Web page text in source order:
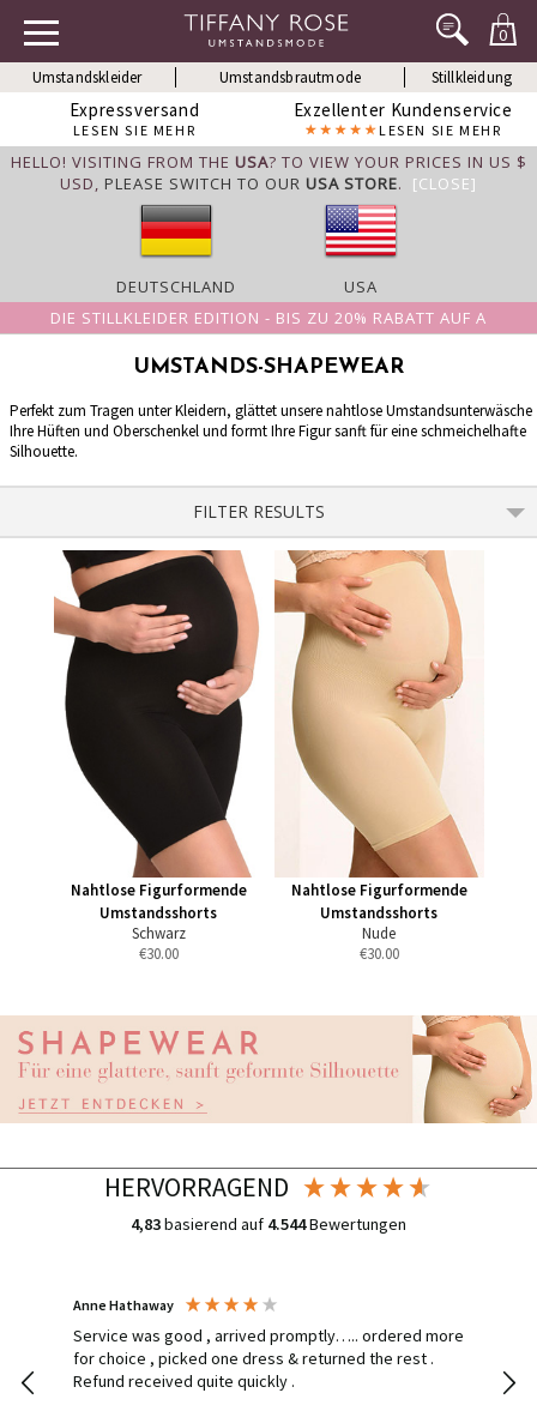
0
Umstandskleider Umstandsbrautmode Stillkleidung
Expressversand
LESEN SIE MEHR
Exzellenter Kundenservice
LESEN SIE MEHR
HELLO! VISITING FROM THE USA? TO VIEW YOUR PRICES IN US $
USD, PLEASE SWITCH TO OUR USA STORE. [CLOSE]
DEUTSCHLAND
USA
DIE STILLKLEIDER EDITION - BIS ZU 20% RABATT AUF A
UMSTANDS-SHAPEWEAR
Perfekt zum Tragen unter Kleidern, glättet unsere nahtlose Umstandsunterwäsche
Ihre Hüften und Oberschenkel und formt Ihre Figur sanft für eine schmeichelhafte
Silhouette.
FILTER RESULTS
Nahtlose Figurformende
Umstandsshorts
Schwarz
€30.00
Nahtlose Figurformende
Umstandsshorts
Nude
€30.00
HERVORRAGEND
4,83basierend auf 4.544Bewertungen
Anne Hathaway
Service was good , arrived promptly….. ordered more
for choice , picked one dress & returned the rest .
Refund received quite quickly .